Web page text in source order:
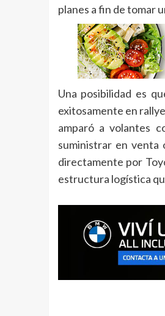
planes a fin de tomar
Una posibilidad es
exitosamente en
amparó a volantes
suministrar en venta
directamente por
estructura logística